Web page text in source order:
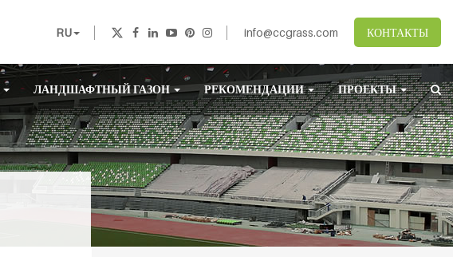
RU info@ccgrass.com КОНТАКТЫ
ЛАНДШАФТНЫЙ ГАЗОН РЕКОМЕНДАЦИИ ПРОЕКТЫ